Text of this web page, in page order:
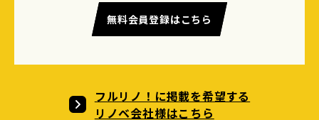
無料会員登録はこちら
フルリノ！に掲載を希望する
リノベ会社様はこちら